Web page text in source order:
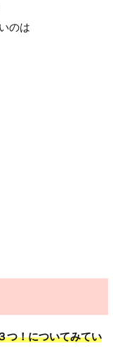
のは
つ！についてみてい